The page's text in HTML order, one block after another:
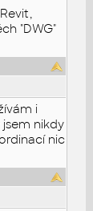
"DWG"
i
jsem nikdy
nic